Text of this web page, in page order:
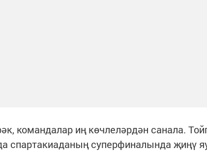
командалар иң көчлеләрдән санала.
спартакиаданың суперфиналында җиңү